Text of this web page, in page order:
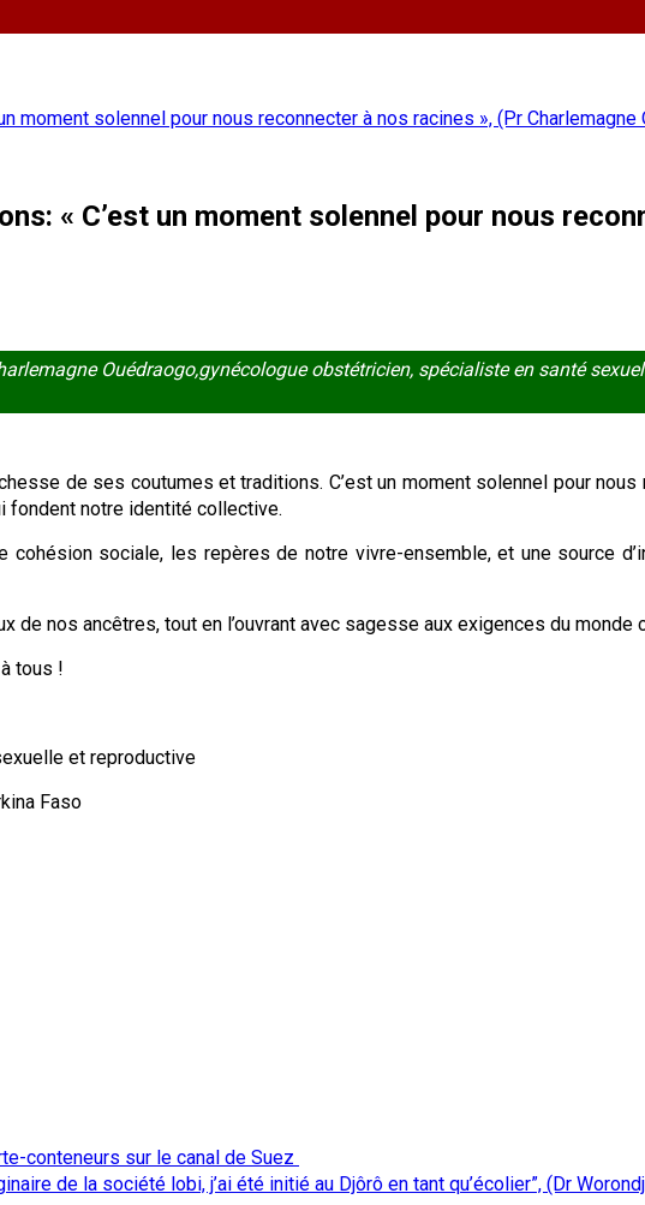
moment solennel pour nous reconnecter à nos racines », (Pr Charlemagne
« C’est un moment solennel pour nous
Ouédraogo,gynécologue obstétricien, spécialiste en santé
de ses coutumes et traditions. C’est un moment solennel pour
fondent notre identité collective.
sociale, les repères de notre vivre-ensemble, et une source
de nos ancêtres, tout en l’ouvrant avec sagesse aux exigences du monde
tous !
et reproductive
Faso
conteneurs sur le canal de Suez
de la société lobi, j’ai été initié au Djôrô en tant qu’écolier”, (Dr